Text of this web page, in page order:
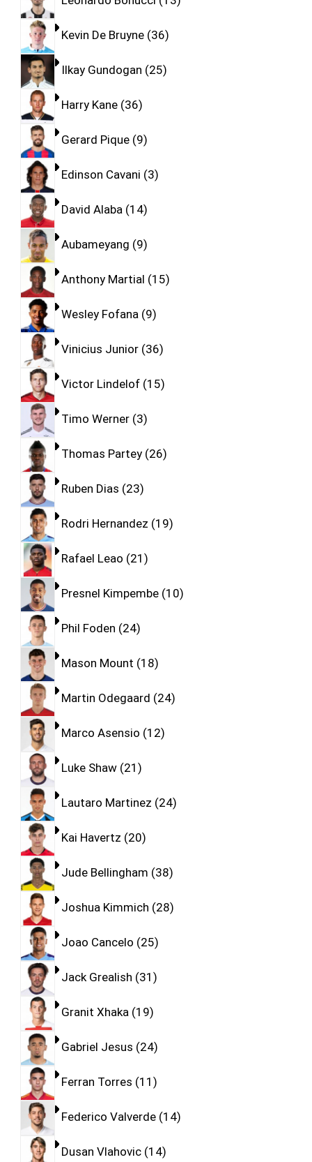
Kevin De Bruyne 36
Ilkay Gundogan 25
Harry Kane 36
Gerard Pique 9
Edinson Cavani 3
David Alaba 14
Aubameyang 9
Anthony Martial 15
Wesley Fofana 9
Vinicius Junior 36
Victor Lindelof 15
Timo Werner 3
Thomas Partey 26
Ruben Dias 23
Rodri Hernandez 19
Rafael Leao 21
Presnel Kimpembe 10
Phil Foden 24
Mason Mount 18
Martin Odegaard 24
Marco Asensio 12
Luke Shaw 21
Lautaro Martinez 24
Kai Havertz 20
Jude Bellingham 38
Joshua Kimmich 28
Joao Cancelo 25
Jack Grealish 31
Granit Xhaka 19
Gabriel Jesus 24
Ferran Torres 11
Federico Valverde 14
Dusan Vlahovic 14